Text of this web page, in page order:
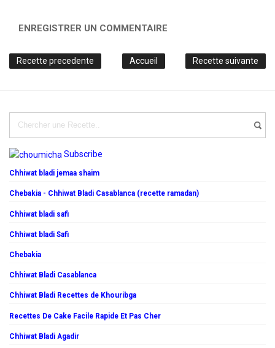
ENREGISTRER UN COMMENTAIRE
Recette precedente Recette suivante
Accueil
Subscribe
Chhiwat bladi jemaa shaim
Chebakia - Chhiwat Bladi Casablanca (recette ramadan)
Chhiwat bladi safi
Chhiwat bladi Safi
Chebakia
Chhiwat Bladi Casablanca
Chhiwat Bladi Recettes de Khouribga
Recettes De Cake Facile Rapide Et Pas Cher
Chhiwat Bladi Agadir